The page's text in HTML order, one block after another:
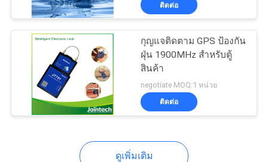
ติดต่อ
กุญแจติดตาม GPS ป้องกัน
ฝุ่น 1900MHz สำหรับตู้
สินค้า
negotiate MOQ:1 หน่วย
ติดต่อ
ดูเพิ่มเติม